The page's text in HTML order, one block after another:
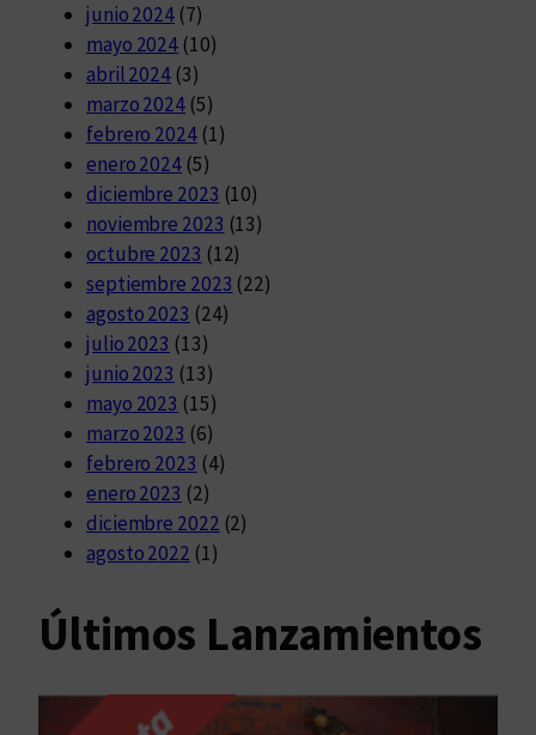
junio 2024 (7)
mayo 2024 (10)
abril 2024 (3)
marzo 2024 (5)
febrero 2024(1)
enero 2024 (5)
diciembre 2023 (10)
noviembre 2023 (13)
octubre 2023 (12)
septiembre 2023 (22)
agosto 2023 (24)
julio 2023 (13)
junio 2023 (13)
mayo 2023 (15)
marzo 2023 (6)
febrero 2023 (4)
enero 2023 (2)
diciembre 2022 (2)
agosto 2022 (1)
Últimos Lanzamientos